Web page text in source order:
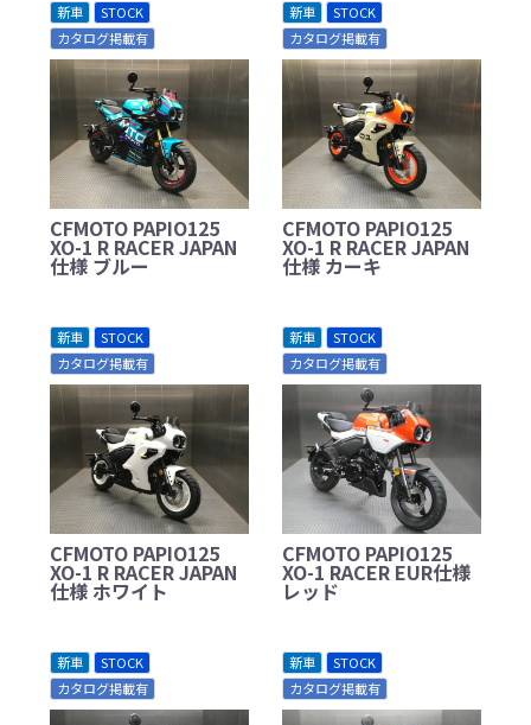
新車
STOCK
カタログ掲載有
CFMOTO PAPIO125
XO-1 R RACER JAPAN
仕様 ブルー
新車
STOCK
カタログ掲載有
CFMOTO PAPIO125
XO-1 R RACER JAPAN
仕様 カーキ
新車
STOCK
カタログ掲載有
CFMOTO PAPIO125
XO-1 R RACER JAPAN
仕様 ホワイト
新車
STOCK
カタログ掲載有
CFMOTO PAPIO125
XO-1 RACER EUR仕様
レッド
新車
STOCK
カタログ掲載有
新車
STOCK
カタログ掲載有